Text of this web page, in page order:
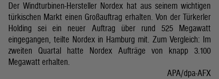
Der Windturbinen-Hersteller Nordex hat aus seinem wichtigen
türkischen Markt einen Großauftrag erhalten. Von der Türkerler
Holding sei ein neuer Auftrag über rund 525 Megawatt
eingegangen, teilte Nordex in Hamburg mit. Zum Vergleich: Im
zweiten Quartal hatte Nordex Aufträge von knapp 3.100
Megawatt erhalten.
APA/dpa-AFX